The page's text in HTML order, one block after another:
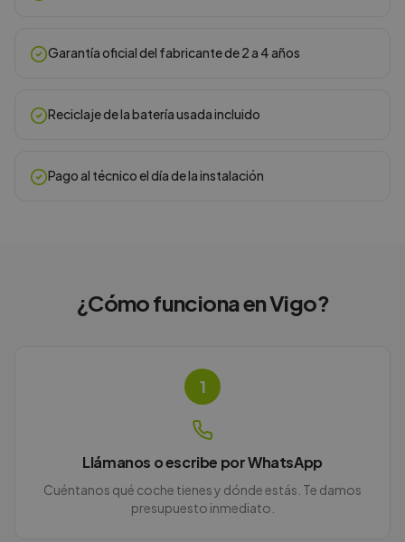
Garantía oficial del fabricante de 2 a 4 años
Reciclaje de la batería usada incluido
Pago al técnico el día de la instalación
¿Cómo funciona enVigo?
1
Llámanos o escribe por WhatsApp
Cuéntanos qué coche tienes y dónde estás. Te damos
presupuesto inmediato.